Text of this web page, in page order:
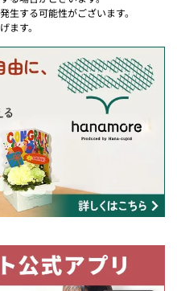
生する可能性がございます。
ます。